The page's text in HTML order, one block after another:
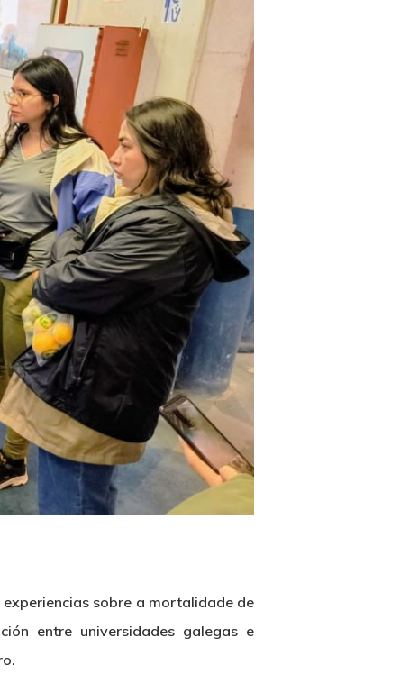
sobre a mortalidade de
entre universidades galegas e